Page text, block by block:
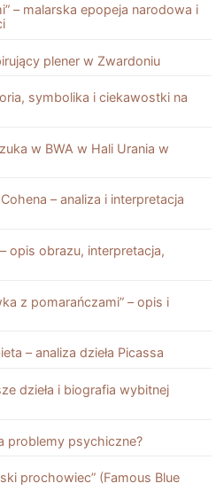
– malarska epopeja narodowa i
plener w Zwardoniu
symbolika i ciekawostki na
w BWA w Hali Urania w
– analiza i interpretacja
opis obrazu, interpretacja,
z pomarańczami” – opis i
– analiza dzieła Picassa
dzieła i biografia wybitnej
problemy psychiczne?
prochowiec” (Famous Blue